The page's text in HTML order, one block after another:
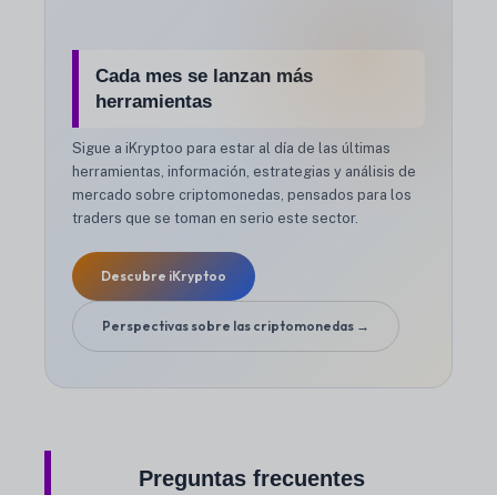
Cada mes se lanzan más
herramientas
Sigue a iKryptoo para estar al día de las últimas
herramientas, información, estrategias y análisis de
mercado sobre criptomonedas, pensados para los
traders que se toman en serio este sector.
Descubre iKryptoo
Perspectivas sobre las criptomonedas →
Preguntas frecuentes